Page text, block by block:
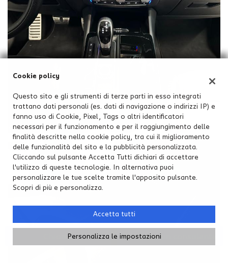
Chiama Contatta un consulente
Cookie policy
Questo sito e gli strumenti di terze parti in esso integrati
trattano dati personali (es. dati di navigazione o indirizzi IP) e
fanno uso di Cookie, Pixel, Tags o altri identificatori
necessari per il funzionamento e per il raggiungimento delle
finalità descritte nella cookie policy, tra cui il miglioramento
delle funzionalità del sito e la pubblicità personalizzata.
Cliccando sul pulsante Accetta Tutti dichiari di accettare
l'utilizzo di queste tecnologie. In alternativa puoi
personalizzare le tue scelte tramite l'apposito pulsante.
Scopri di più e personalizza.
Accetta tutti
Personalizza le impostazioni